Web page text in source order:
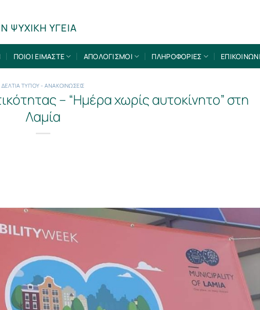
ΨΥΧΙΚΗ ΥΓΕΙΑ
ΠΟΙΟΙ ΕΙΜΑΣΤΕ ΑΠΟΛΟΓΙΣΜΟΙ ΠΛΗΡΟΦΟΡΙΕΣ
ΔΕΛΤΙΑ ΤΥΠΟΥ - ΑΝΑΚΟΙΝΩΣΕΙΣ
– “Ημέρα χωρίς αυτοκίνητο” στη
Λαμία